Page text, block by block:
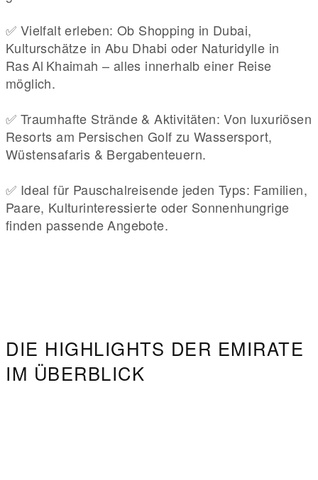
✅ Vielfalt erleben: Ob Shopping in Dubai,
Kulturschätze in Abu Dhabi oder Naturidylle in
Ras Al Khaimah – alles innerhalb einer Reise
möglich.
✅ Traumhafte Strände & Aktivitäten: Von luxuriösen
Resorts am Persischen Golf zu Wassersport,
Wüstensafaris & Bergabenteuern.
✅ Ideal für Pauschalreisende jeden Typs: Familien,
Paare, Kulturinteressierte oder Sonnenhungrige
finden passende Angebote.
DIE HIGHLIGHTS DER EMIRATE
IM ÜBERBLICK